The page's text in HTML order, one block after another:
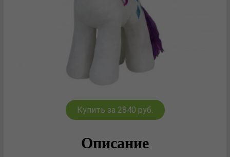
Купить за 2840 руб.
Описание